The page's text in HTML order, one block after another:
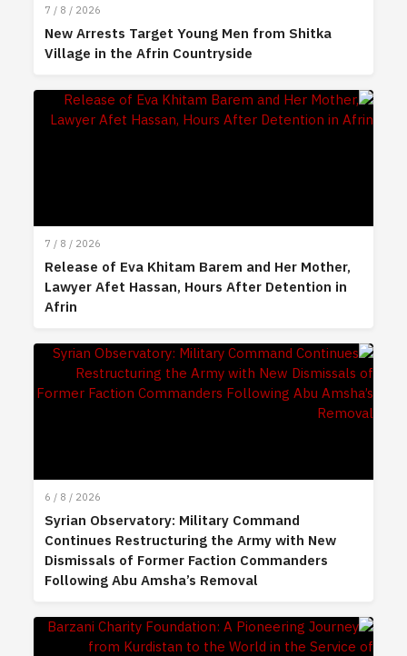
7 / 8 / 2026
New Arrests Target Young Men from Shitka
Village in the Afrin Countryside
7 / 8 / 2026
Release of Eva Khitam Barem and Her Mother,
Lawyer Afet Hassan, Hours After Detention in
Afrin
6 / 8 / 2026
Syrian Observatory: Military Command
Continues Restructuring the Army with New
Dismissals of Former Faction Commanders
Following Abu Amsha’s Removal